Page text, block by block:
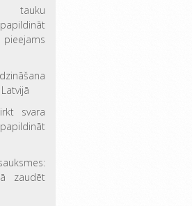
tauku
svara
zaudēt